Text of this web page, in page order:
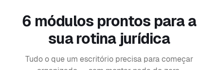
6 módulos prontos para a
sua rotina jurídica
Tudo o que um escritório precisa para começar